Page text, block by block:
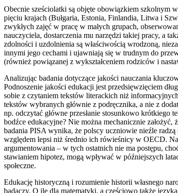
Obecnie sześciolatki są objęte obowiązkiem szkolnym
pięciu krajach (Bułgaria, Estonia, Finlandia, Litwa i
zwykłych zajęć w pracę w małych grupach,
nauczyciela, dostarczenia mu narzędzi takiej pracy, a
zdolności i uzdolnienia są właściwością wrodzoną,
innymi jego cechami i ujawniają się w trudnym do
(również powiązanej z wykształceniem rodziców i
Analizując badania dotyczące jakości nauczania
Podnoszenie jakości edukacji jest przedsięwzięciem
sobie z czytaniem tekstów literackich niż
tekstów wybranych głównie z podręcznika, a nie z
np. odczytać główne przesłanie stosunkowo krótkiego
bodźce edukacyjne? Nie można mechanicznie
badania PISA wynika, że polscy uczniowie nieźle
względem lepsi niż średnio ich rówieśnicy w OECD.
argumentowania – w tych ostatnich nie ma postępu,
stawianiem hipotez, mogą wpływać w późniejszych
społeczne.
Edukację historyczną i rozumienie historii własnego
badaczy. O ile dla matematyki, a częściowo także